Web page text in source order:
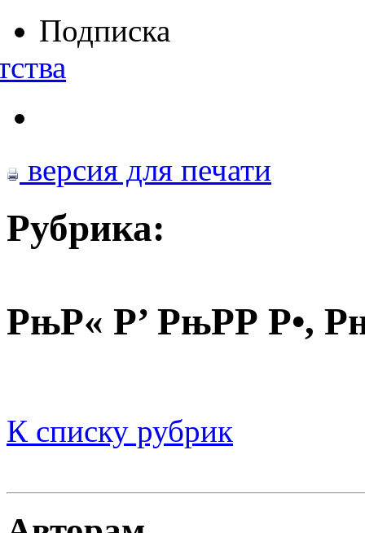
Подписка
версия для печати
Рубрика:
РњР« Р’ РњРР Р•,
К списку рубрик